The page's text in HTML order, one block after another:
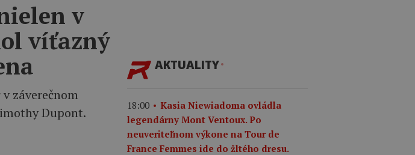
v
víťazný
záverečnom
Dupont.
AKTUALITY
18:00
Kasia Niewiadoma ovládla
legendárny Mont Ventoux. Po
neuveriteľnom výkone na Tour de
France Femmes ide do žltého dresu.